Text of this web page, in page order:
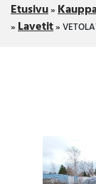
Etusivu»
»Lavetit»